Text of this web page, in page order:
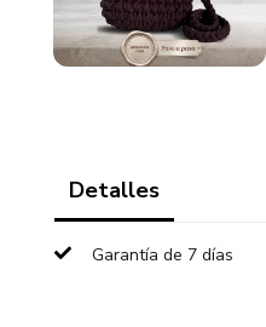
Detalles
Garantía de 7 días